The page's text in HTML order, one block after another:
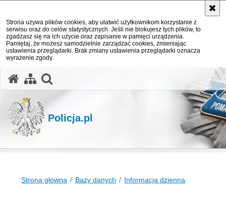
Strona używa plików cookies, aby ułatwić użytkownikom korzystanie z
serwisu oraz do celów statystycznych. Jeśli nie blokujesz tych plików, to
zgadzasz się na ich użycie oraz zapisanie w pamięci urządzenia.
Pamiętaj, że możesz samodzielnie zarządzać cookies, zmieniając
ustawienia przeglądarki. Brak zmiany ustawienia przeglądarki oznacza
wyrażenie zgody.
Policja.pl
Strona główna Bazy danych Informacja dzienna